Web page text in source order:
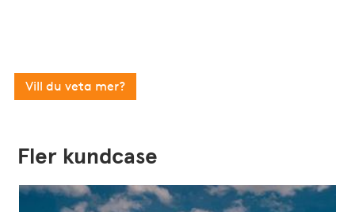
Vill du veta mer?
Fler kundcase